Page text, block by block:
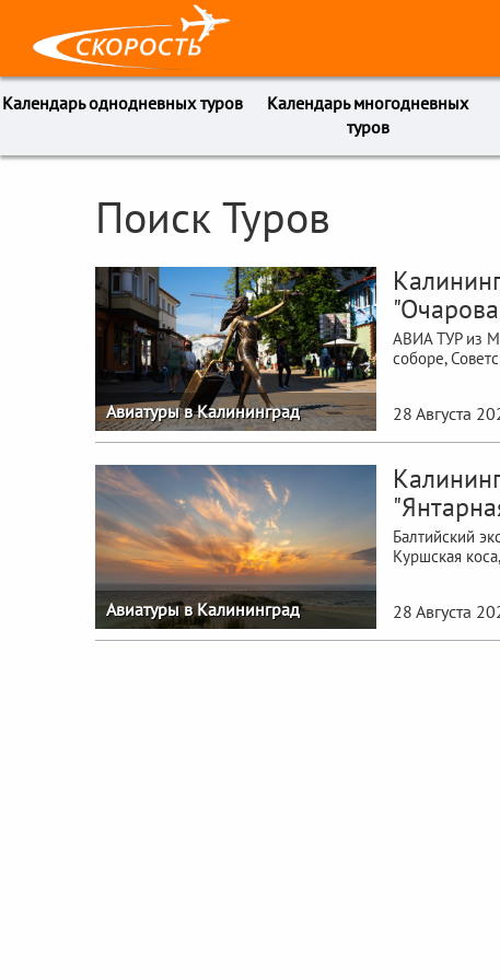
Календарь однодневных туров
Календарь многодневных
туров
Поиск Туров
Авиатуры в Калининград
АВИА ТУР из
соборе,
28 Августа
Авиатуры в Калининград
Балтийский
Куршская
28 Августа